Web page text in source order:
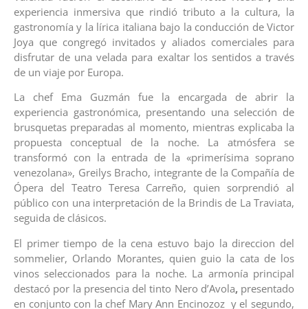
experiencia inmersiva que rindió tributo a la cultura, la
gastronomía y la lírica italiana bajo la conducción de Victor
Joya que congregó invitados y aliados comerciales para
disfrutar de una velada para exaltar los sentidos a través
de un viaje por Europa.
La chef Ema Guzmán fue la encargada de abrir la
experiencia gastronómica, presentando una selección de
brusquetas preparadas al momento, mientras explicaba la
propuesta conceptual de la noche. La atmósfera se
transformó con la entrada de la «primerísima soprano
venezolana», Greilys Bracho, integrante de la Compañía de
Ópera del Teatro Teresa Carreño, quien sorprendió al
público con una interpretación de la Brindis de La Traviata,
seguida de clásicos.
El primer tiempo de la cena estuvo bajo la direccion del
sommelier, Orlando Morantes, quien guio la cata de los
vinos seleccionados para la noche. La armonía principal
destacó por la presencia del tinto Nero d’Avola, presentado
en conjunto con la chef Mary Ann Encinozoz y el segundo,